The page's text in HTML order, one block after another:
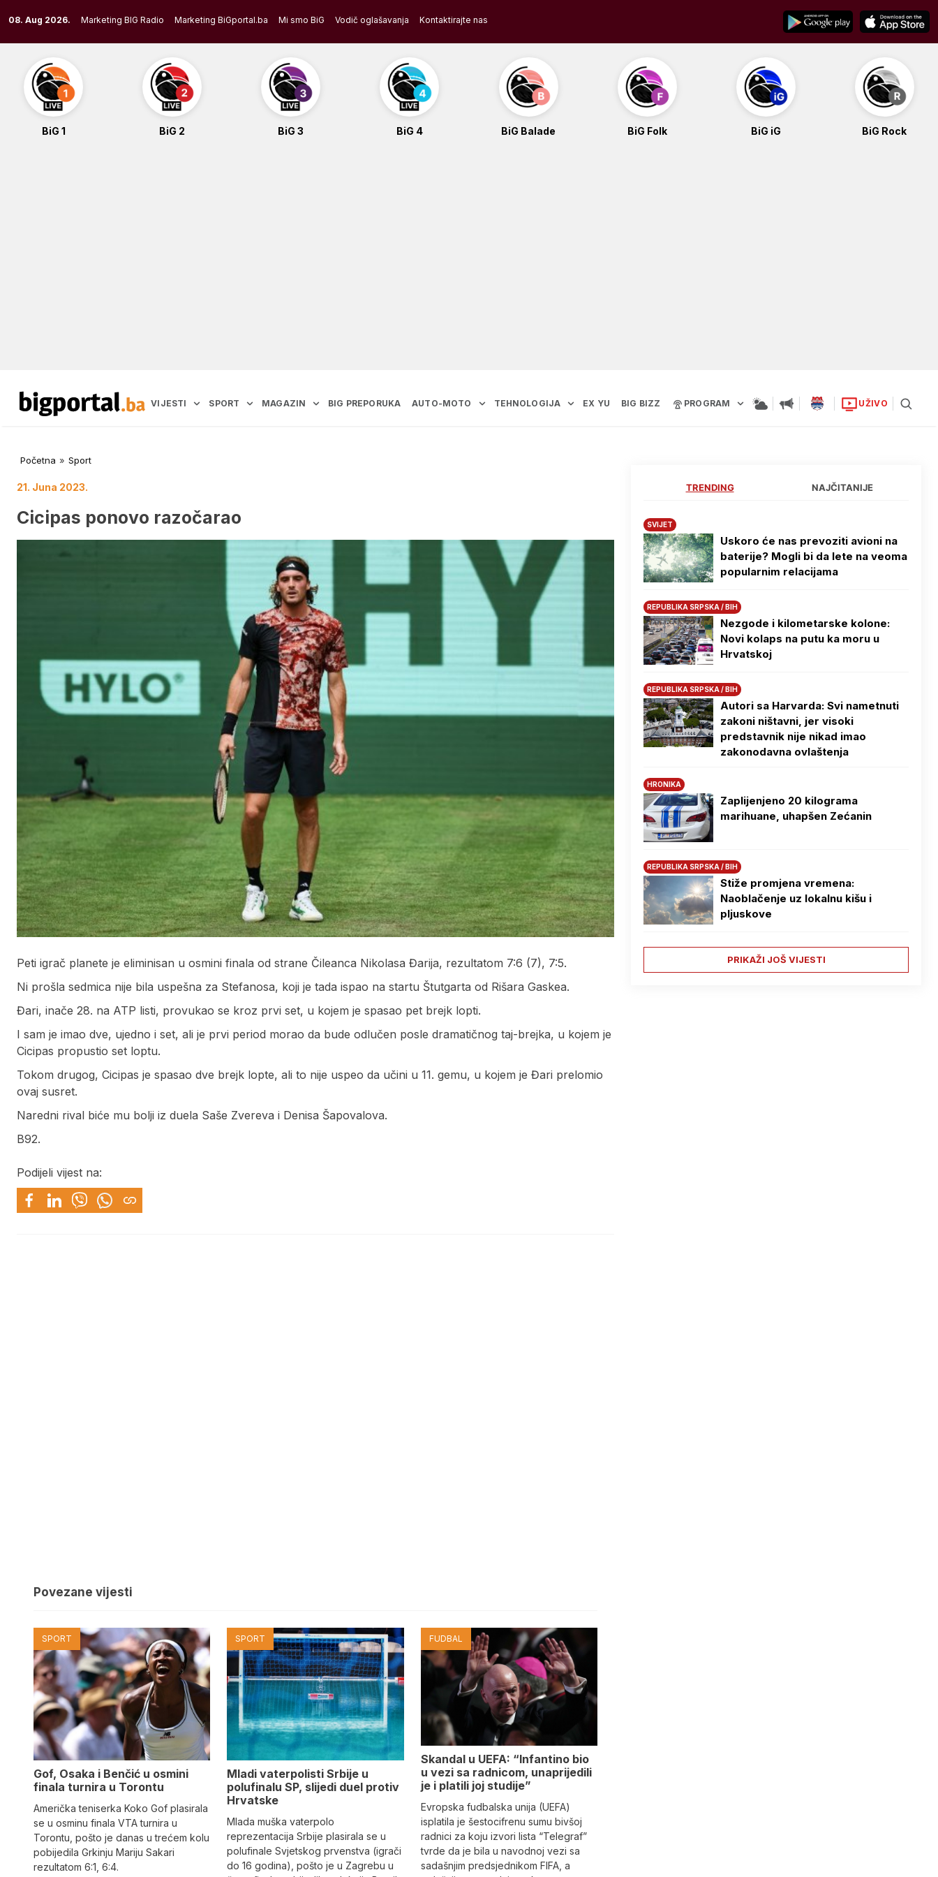
to
content
08. Aug 2026. Marketing BIG Radio Marketing BiGportal.ba Mi smo BiG Vodič oglašavanja Kontaktirajte nas
BiG 1 BiG 2 BiG 3 BiG 4 BiG Balade BiG Folk BiG iG BiG Rock
VIJESTI SPORT MAGAZIN BIG PREPORUKA AUTO-MOTO TEHNOLOGIJA EX YU BIG BIZZ PROGRAM UŽIVO
Početna » Sport
21. Juna 2023.
Cicipas ponovo razočarao
Peti igrač planete je eliminisan u osmini finala od strane Čileanca Nikolasa Đarija, rezultatom 7:6 (7), 7:5.
Ni prošla sedmica nije bila uspešna za Stefanosa, koji je tada ispao na startu Štutgarta od Rišara Gaskea.
Đari, inače 28. na ATP listi, provukao se kroz prvi set, u kojem je spasao pet brejk lopti.
I sam je imao dve, ujedno i set, ali je prvi period morao da bude odlučen posle dramatičnog taj-brejka, u kojem je
Cicipas propustio set loptu.
Tokom drugog, Cicipas je spasao dve brejk lopte, ali to nije uspeo da učini u 11. gemu, u kojem je Đari prelomio
ovaj susret.
Naredni rival biće mu bolji iz duela Saše Zvereva i Denisa Šapovalova.
B92.
Podijeli vijest na:
Povezane vijesti
SPORT
Gof, Osaka i Benčić u osmini
finala turnira u Torontu
Američka teniserka Koko Gof plasirala
se u osminu finala VTA turnira u
Torontu, pošto je danas u trećem kolu
pobijedila Grkinju Mariju Sakari
rezultatom 6:1, 6:4.
SPORT
Mladi vaterpolisti Srbije u
polufinalu SP, slijedi duel protiv
Hrvatske
Mlada muška vaterpolo
reprezentacija Srbije plasirala se u
polufinale Svjetskog prvenstva (igrači
do 16 godina), pošto je u Zagrebu u
FUDBAL
Skandal u UEFA: “Infantino bio
u vezi sa radnicom, unaprijedili
je i platili joj studije”
Evropska fudbalska unija (UEFA)
isplatila je šestocifrenu sumu bivšoj
radnici za koju izvori lista “Telegraf”
tvrde da je bila u navodnoj vezi sa
sadašnjim predsjednikom FIFA, a
TRENDING NAJČITANIJE
SVIJET
Uskoro će nas prevoziti avioni na
baterije? Mogli bi da lete na veoma
popularnim relacijama
REPUBLIKA SRPSKA / BIH
Nezgode i kilometarske kolone:
Novi kolaps na putu ka moru u
Hrvatskoj
REPUBLIKA SRPSKA / BIH
Autori sa Harvarda: Svi nametnuti
zakoni ništavni, jer visoki
predstavnik nije nikad imao
zakonodavna ovlaštenja
HRONIKA
Zaplijenjeno 20 kilograma
marihuane, uhapšen Zećanin
REPUBLIKA SRPSKA / BIH
Stiže promjena vremena:
Naoblačenje uz lokalnu kišu i
pljuskove
PRIKAŽI JOŠ VIJESTI